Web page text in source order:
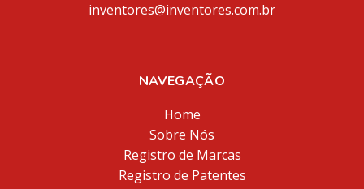
inventores@inventores.com.br
NAVEGAÇÃO
Home
Sobre Nós
Registro de Marcas
Registro de Patentes